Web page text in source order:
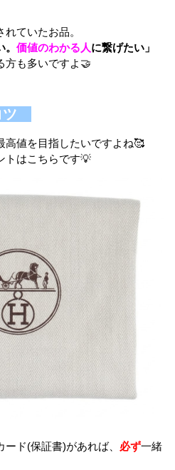
ていたお品。
価値のわかる人に繋げたい」
方も多いですよ🤝
ツ
高値を目指したいですよね🥰
トはこちらです💡
ド(保証書)があれば、 必ず一緒